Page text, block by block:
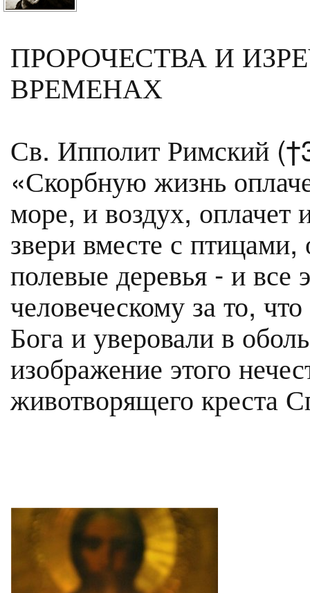
ПРОРОЧЕСТВА И
ВРЕМЕНАХ
Св. Ипполит Римский
«Скорбную жизнь
море, и воздух, оплачет
звери вместе с
полевые деревья - и все
человеческому за то,
Бога и уверовали в
изображение этого
животворящего креста